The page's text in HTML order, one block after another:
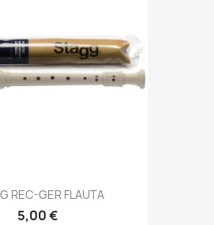
REC-GER FLAUTA
5,00 €